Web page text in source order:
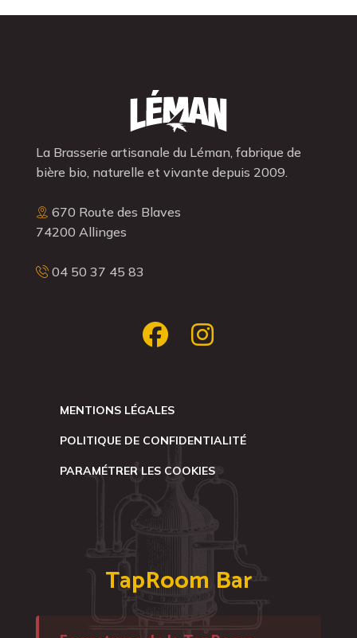
La Brasserie artisanale du Léman, fabrique de
bière bio, naturelle et vivante depuis 2009.
670 Route des Blaves
74200 Allinges
04 50 37 45 83
MENTIONS LÉGALES
POLITIQUE DE CONFIDENTIALITÉ
PARAMÉTRER LES COOKIES
TapRoom Bar